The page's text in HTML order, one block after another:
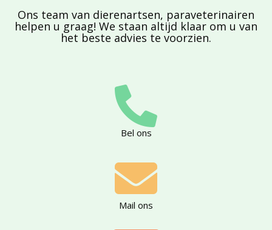
Ons team van dierenartsen, paraveterinairen
helpen u graag! We staan altijd klaar om u van
het beste advies te voorzien.
Bel ons
Mail ons